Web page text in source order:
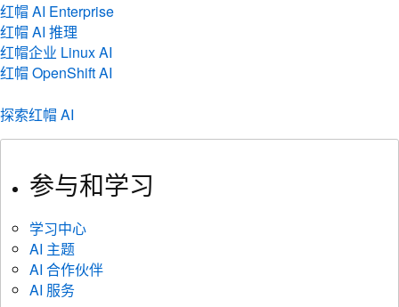
红帽 AI Enterprise
红帽 AI 推理
红帽企业 Linux AI
红帽 OpenShift AI
探索红帽 AI
参与和学习
学习中心
AI 主题
AI 合作伙伴
AI 服务